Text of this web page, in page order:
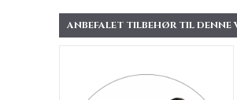
ANBEFALET TILBEHØR TIL DENNE